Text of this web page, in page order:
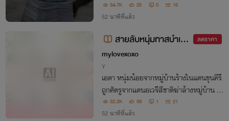
34.7K 25 0 16
52 นาทีที่แล้ว
สายลับหนุ่มทาสบำเรอ
กามในแดนอเวจี Nc
ลดราคา
mylovexoxo
Y
เอดา หนุ่มน้อยจากหมู่บ้านร้างในแดนขุนคีรี
ถูกศัตรูจากแดนอเวจีสีชาติฆ่าล้างหมู่บ้าน เข
าเข้าร่วมกรมทหารเพื่อแก้แค้น ยอมฝึกเป็น
“สายลับบำเรอกาม” แทรกซึมฝั่งศัตรูด้วยกา
32.2K 39 1 21
52 นาทีที่แล้ว